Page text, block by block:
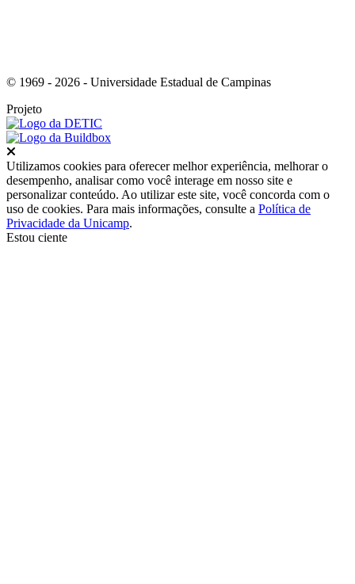
© 1969 - 2026 - Universidade Estadual de Campinas
Projeto
Utilizamos cookies para oferecer melhor experiência, melhorar o
desempenho, analisar como você interage em nosso site e
personalizar conteúdo. Ao utilizar este site, você concorda com o
uso de cookies. Para mais informações, consulte a Política de
Privacidade da Unicamp.
Estou ciente